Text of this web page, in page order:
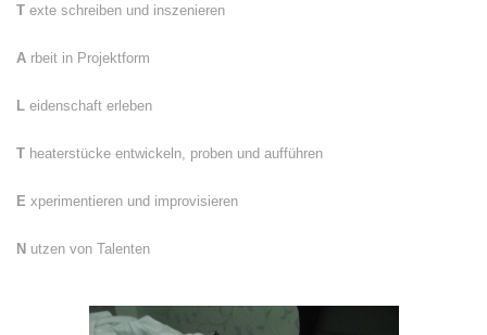
T exte schreiben und inszenieren
A rbeit in Projektform
L eidenschaft erleben
T heaterstücke entwickeln, proben und aufführen
E xperimentieren und improvisieren
N utzen von Talenten